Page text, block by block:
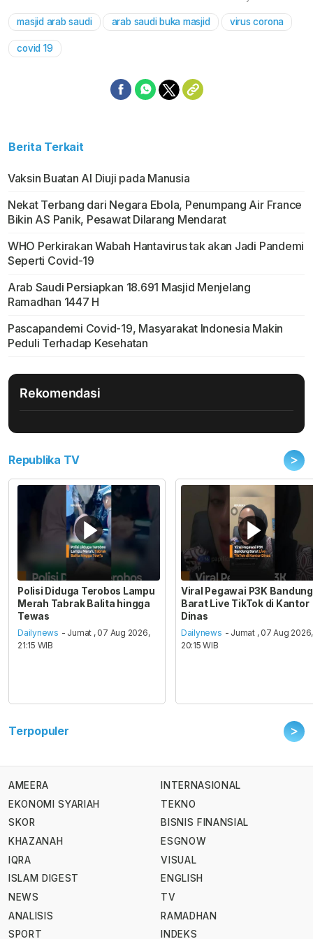
Mute
masjid arab saudi arab saudi buka masjid virus corona
covid 19
Berita Terkait
Vaksin Buatan Al Diuji pada Manusia
Nekat Terbang dari Negara Ebola, Penumpang Air France
Bikin AS Panik, Pesawat Dilarang Mendarat
WHO Perkirakan Wabah Hantavirus tak akan Jadi Pandemi
Seperti Covid-19
Arab Saudi Persiapkan 18.691 Masjid Menjelang
Ramadhan 1447 H
Pascapandemi Covid-19, Masyarakat Indonesia Makin
Peduli Terhadap Kesehatan
Rekomendasi
Republika TV >
Polisi Diduga Terobos Lampu
Merah Tabrak Balita hingga
Tewas
Dailynews - Jumat , 07 Aug 2026,
21:15 WIB
Viral Pegawai P3K Bandung
Barat Live TikTok di Kantor
Dinas
Dailynews - Jumat , 07 Aug 2026,
20:15 WIB
Terpopuler >
AMEERA
EKONOMI SYARIAH
SKOR
KHAZANAH
IQRA
ISLAM DIGEST
NEWS
ANALISIS
SPORT
INTERNASIONAL
TEKNO
BISNIS FINANSIAL
ESGNOW
VISUAL
ENGLISH
TV
RAMADHAN
INDEKS